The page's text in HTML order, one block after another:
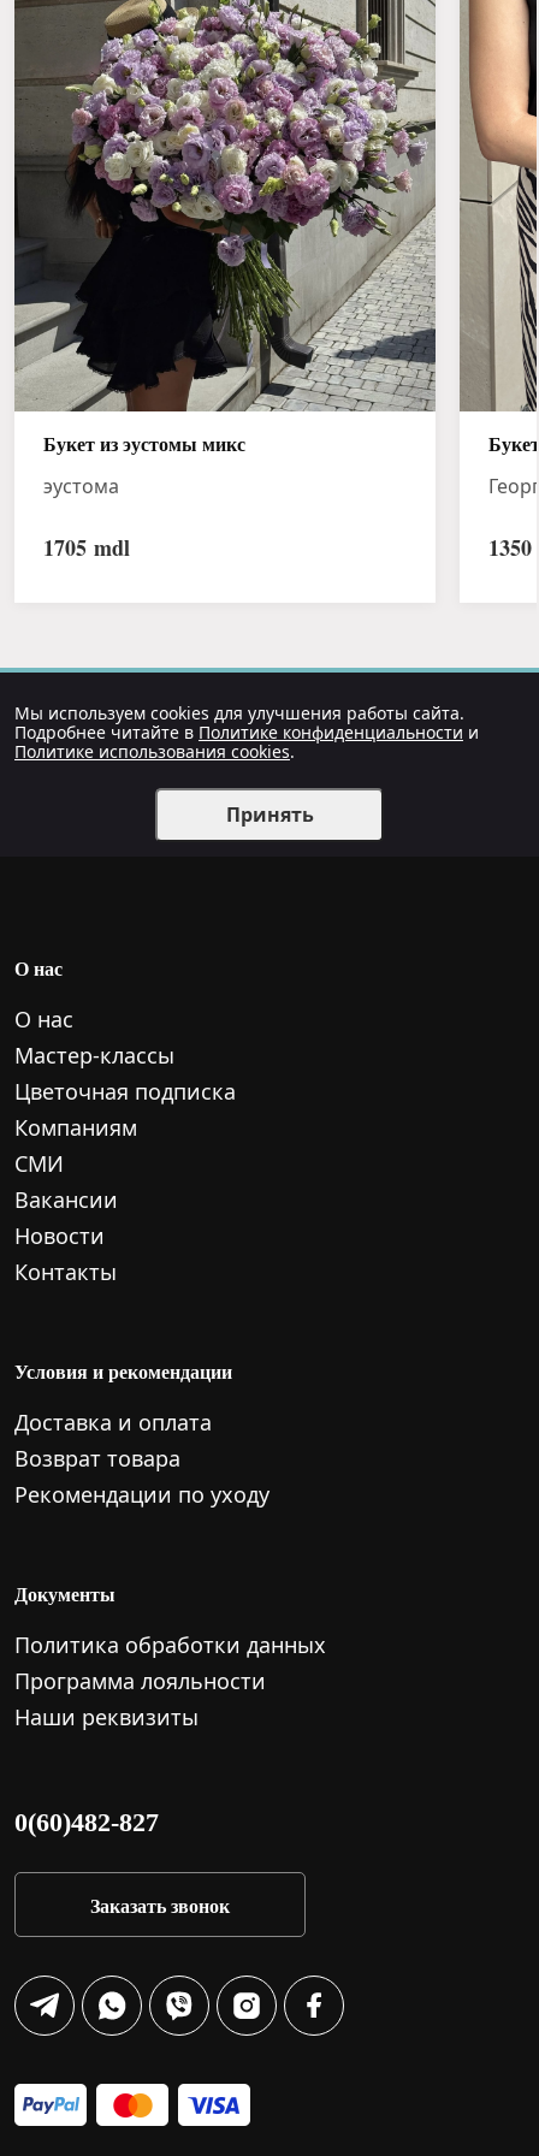
Букет из эустомы микс
эустома
1705 mdl 1350
Мы используем cookies для улучшения работы сайта.
Подробнее читайте в Политике конфиденциальности и
Политике использования cookies.
Принять
О нас
О нас
Мастер-классы
Цветочная подписка
Компаниям
СМИ
Вакансии
Новости
Контакты
Условия и рекомендации
Доставка и оплата
Возврат товара
Рекомендации по уходу
Документы
Политика обработки данных
Программа лояльности
Наши реквизиты
0(60)482-827
Заказать звонок